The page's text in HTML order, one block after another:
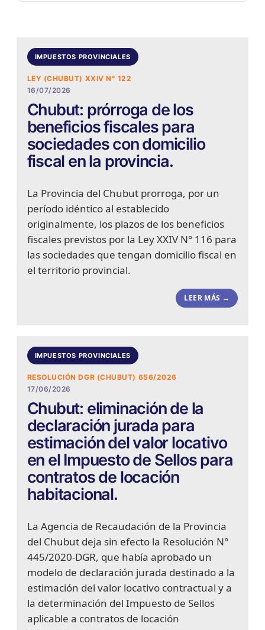
IMPUESTOS PROVINCIALES
LEY (CHUBUT) XXIV N° 122
16/07/2026
Chubut: prórroga de los
beneficios fiscales para
sociedades con domicilio
fiscal en la provincia.
La Provincia del Chubut prorroga, por un
período idéntico al establecido
originalmente, los plazos de los beneficios
fiscales previstos por la Ley XXIV N° 116 para
las sociedades que tengan domicilio fiscal en
el territorio provincial.
LEER MÁS →
IMPUESTOS PROVINCIALES
RESOLUCIÓN DGR (CHUBUT) 656/2026
17/06/2026
Chubut: eliminación de la
declaración jurada para
estimación del valor locativo
en el Impuesto de Sellos para
contratos de locación
habitacional.
La Agencia de Recaudación de la Provincia
del Chubut deja sin efecto la Resolución N°
445/2020-DGR, que había aprobado un
modelo de declaración jurada destinado a la
estimación del valor locativo contractual y a
la determinación del Impuesto de Sellos
aplicable a contratos de locación